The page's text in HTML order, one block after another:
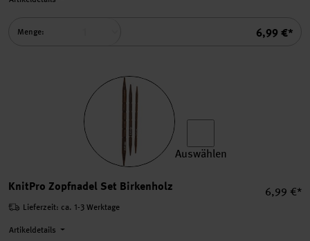
Summe
6,99 €*
Menge:
Auswählen
KnitPro Zopfnadel Set Birkenholz
6,99 €*
Lieferzeit: ca. 1-3 Werktage
Artikeldetails